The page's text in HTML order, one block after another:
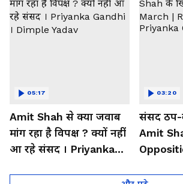
Amit Shah से क्या जवाब
मांग रहा है विपक्ष ? क्यों नहीं
आ रहे संसद । Priyanka
05:17
संसद ठप-
Amit
Priyanka
03:20